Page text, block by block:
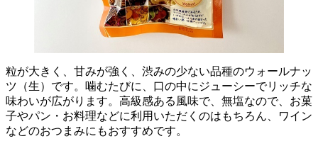
粒が大きく、甘みが強く、渋みの少ない品種のウォールナッ
ツ（生）です。噛むたびに、口の中にジューシーでリッチな
味わいが広がります。高級感ある風味で、無塩なので、お菓
子やパン・お料理などに利用いただくのはもちろん、ワイン
などのおつまみにもおすすめです。